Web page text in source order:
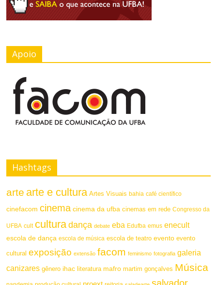
n
r
a
Apoio
Hashtags
arte arte e cultura Artes Visuais bahia café científico
cinefacom cinema cinema da ufba cinemas em rede Congresso da
UFBA cult cultura dança debate eba Edufba emus enecult
escola de dança escola de música escola de teatro evento evento
cultural exposição extensão facom feminismo fotografia galeria
canizares gênero ihac literatura mafro martim gonçalves Música